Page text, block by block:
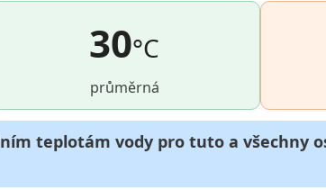
30°C
průměrná
teplotám vody pro tuto a všechny